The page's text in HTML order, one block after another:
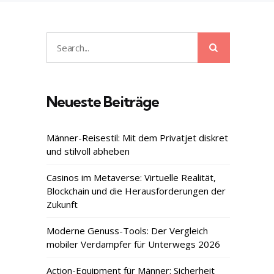
Search
for:
Neueste Beiträge
Männer-Reisestil: Mit dem Privatjet diskret
und stilvoll abheben
Casinos im Metaverse: Virtuelle Realität,
Blockchain und die Herausforderungen der
Zukunft
Moderne Genuss-Tools: Der Vergleich
mobiler Verdampfer für Unterwegs 2026
Action-Equipment für Männer: Sicherheit